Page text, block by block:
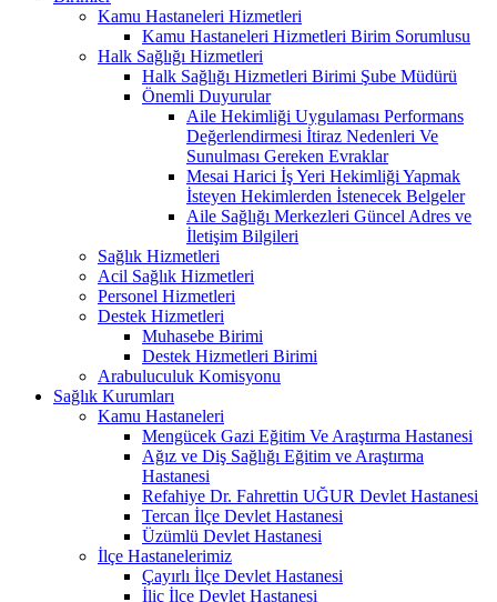
Kamu Hastaneleri Hizmetleri
Kamu Hastaneleri Hizmetleri Birim Sorumlusu
Halk Sağlığı Hizmetleri
Halk Sağlığı Hizmetleri Birimi Şube Müdürü
Önemli Duyurular
Aile Hekimliği Uygulaması Performans
Değerlendirmesi İtiraz Nedenleri Ve
Sunulması Gereken Evraklar
Mesai Harici İş Yeri Hekimliği Yapmak
İsteyen Hekimlerden İstenecek Belgeler
Aile Sağlığı Merkezleri Güncel Adres ve
İletişim Bilgileri
Sağlık Hizmetleri
Acil Sağlık Hizmetleri
Personel Hizmetleri
Destek Hizmetleri
Muhasebe Birimi
Destek Hizmetleri Birimi
Arabuluculuk Komisyonu
Sağlık Kurumları
Kamu Hastaneleri
Mengücek Gazi Eğitim Ve Araştırma Hastanesi
Ağız ve Diş Sağlığı Eğitim ve Araştırma
Hastanesi
Refahiye Dr. Fahrettin UĞUR Devlet Hastanesi
Tercan İlçe Devlet Hastanesi
Üzümlü Devlet Hastanesi
İlçe Hastanelerimiz
Çayırlı İlçe Devlet Hastanesi
İliç İlçe Devlet Hastanesi